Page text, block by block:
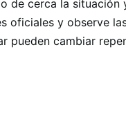
de cerca la situación
oficiales y observe
pueden cambiar